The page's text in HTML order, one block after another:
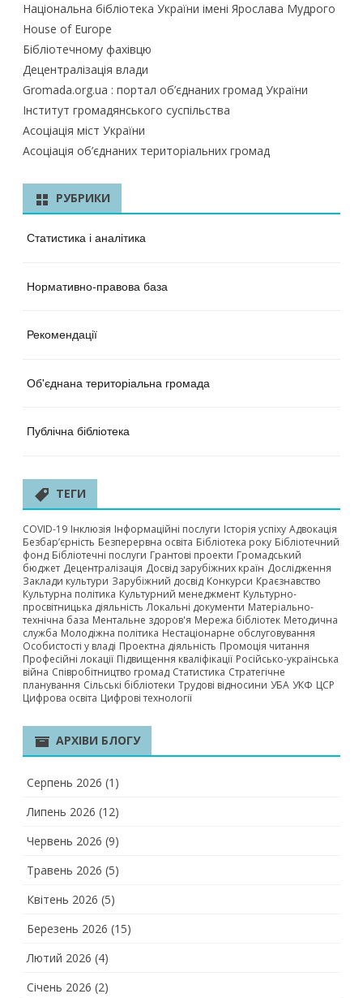
Національна бібліотека України імені Ярослава Мудрого
House of Europe
Бібліотечному фахівцю
Децентралізація влади
Gromada.org.ua : портал об’єднаних громад України
Інститут громадянського суспільства
Асоціація міст України
Асоціація об’єднаних територіальних громад
РУБРИКИ
Статистика і аналітика
Нормативно-правова база
Рекомендації
Об'єднана територіальна громада
Публічна бібліотека
ТЕГИ
COVID-19 Інклюзія Інформаційні послуги Історія успіху Адвокація
Безбар’єрність Безперервна освіта Бібліотека року Бібліотечний
фонд Бібліотечні послуги Грантові проекти Громадський
бюджет Децентралізація Досвід зарубіжних країн Дослідження
Заклади культури Зарубіжний досвід Конкурси Краєзнавство
Культурна політика Культурний менеджмент Культурно-
просвітницька діяльність Локальні документи Матеріально-
технічна база Ментальне здоров'я Мережа бібліотек Методична
служба Молодіжна політика Нестаціонарне обслуговування
Особистості у владі Проектна діяльність Промоція читання
Професійні локації Підвищення кваліфікації Російсько-українська
війна Співробітництво громад Статистика Стратегічне
планування Сільські бібліотеки Трудові відносини УБА УКФ ЦСР
Цифрова освіта Цифрові технології
АРХІВИ БЛОГУ
Серпень 2026 (1)
Липень 2026 (12)
Червень 2026 (9)
Травень 2026 (5)
Квітень 2026 (5)
Березень 2026 (15)
Лютий 2026 (4)
Січень 2026 (2)